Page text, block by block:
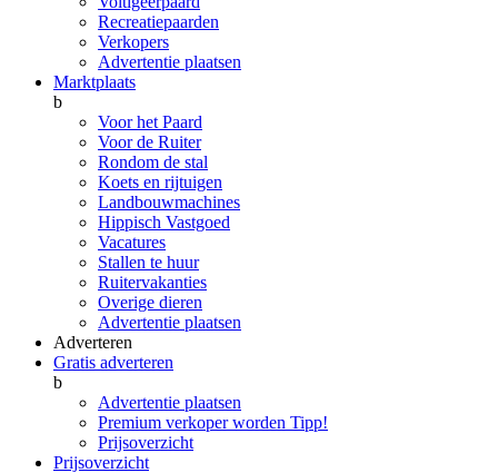
Recreatiepaarden
Verkopers
Advertentie plaatsen
Marktplaats
b
Voor het Paard
Voor de Ruiter
Rondom de stal
Koets en rijtuigen
Landbouwmachines
Hippisch Vastgoed
Vacatures
Stallen te huur
Ruitervakanties
Overige dieren
Advertentie plaatsen
Adverteren
Gratis adverteren
b
Advertentie plaatsen
Premium verkoper worden Tipp!
Prijsoverzicht
Prijsoverzicht